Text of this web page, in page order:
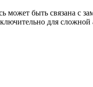
может быть связана с
для сложной